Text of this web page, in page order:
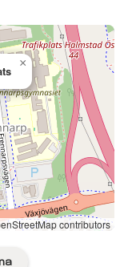
×
contributors